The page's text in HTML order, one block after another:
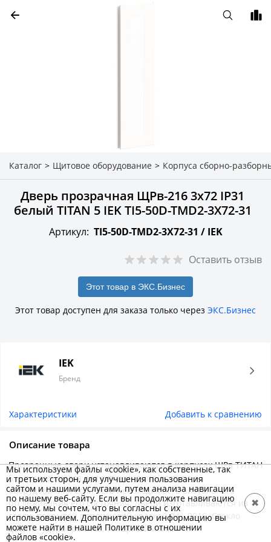
Каталог > Щитовое оборудование > Корпуса сборно-
Дверь прозрачная ЩРв-216 3х72 IP31
белый TITAN 5 IEK TI5-50D-TMD2-3X72-31
Артикул: TI5-50D-TMD2-3X72-31 / IEK
Оставить отзыв
Этот товар в ЭКС.Бизнес
Этот товар доступен для заказа только через ЭКС.Бизнес
IEK
Бренд
Характеристики Добавить к сравнению
Описание товара
Прозрачные двери устанавливаются в корпусах ЩРв ТИТАН
5 и применяются для ограничения доступа к
оборудованию, если есть необходимость визуального
отслеживания его состояния. Двери изготавливаются из
стали, покрытой порошковой краской RAL 9016. Стекло
двери - ударопрочное, толщиной 4 мм.
Мы используем файлы «cookie», как собственные, так
и третьих сторон, для улучшения пользования
сайтом и нашими услугами, путем анализа навигации
по нашему веб-сайту. Если вы продолжите навигацию
по нему, мы сочтем, что вы согласны с их
использованием. Дополнительную информацию вы
можете найти в нашей Политике в отношении
файлов «cookie».
✖